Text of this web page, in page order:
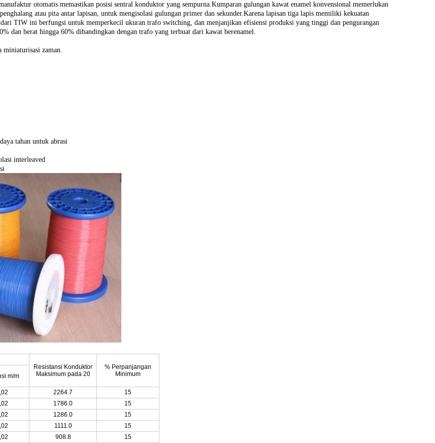
otomatis memastikan posisi sentral konduktor yang sempurna.Kumparan gulungan kawat enamel konvensional memerlukan
atau pita antar lapisan, untuk mengisolasi gulungan primer dan sekunder.Karena lapisan tiga lapis memiliki kekuatan
TIW ini berfungsi untuk memperkecil ukuran trafo switching, dan menjanjikan efisiensi produksi yang tinggi dan pengurangan
dan berat hingga 60% dibandingkan dengan trafo yang terbuat dari kawat berenamel.
miniaturisasi zaman.
tahan untuk abrasi
interleaved
Resistansi Konduktor
Maksimum pada 20
% Perpanjangan
Minimum
m/m
2264.7
15
1786.0
15
1286.0
15
1111.0
15
908.8
15